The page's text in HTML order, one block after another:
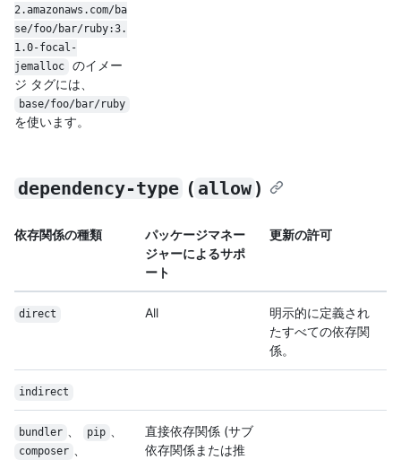
2.amazonaws.com/ba
se/foo/bar/ruby:3.
1.0-focal-
jemalloc
のイメー
ジ タグには、
base/foo/bar/ruby
を使います。
dependency-type ( allow )
依存関係の種類
パッケージマネー
ジャーによるサポ
ート
更新の許可
direct All
明示的に定義され
たすべての依存関
係。
indirect
bundler pip
composer
直接依存関係 (サブ
依存関係または推